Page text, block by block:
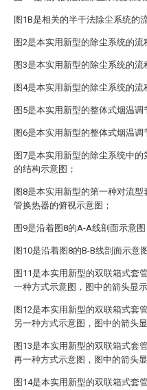
图1B是相关的半干法除尘系统的
图2是本实用新型的除尘系统的流
图3是本实用新型的除尘系统的流
图4是本实用新型的除尘系统的流
图5是本实用新型的整体式烟温调
图6是本实用新型的整体式烟温调
图7是本实用新型的除尘系统中
的结构示意图；
图8是本实用新型的第一种对流
管换热器的俯视示意图；
图9是沿着图8的A-A线剖面示意图
图10是沿着图8的B-B线剖面示意
图11是本实用新型的双联箱式套
一种方式示意图，图中的箭头显
图12是本实用新型的双联箱式套
另一种方式示意图，图中的箭头
图13是本实用新型的双联箱式套
再一种方式示意图，图中的箭头
图14是本实用新型的双联箱式套